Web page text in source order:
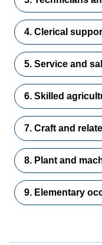
4. Clerical
5. Service and
7. Craft and
8. Plant and
9. Elementary